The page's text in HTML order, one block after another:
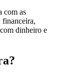
com as
financeira,
dinheiro e